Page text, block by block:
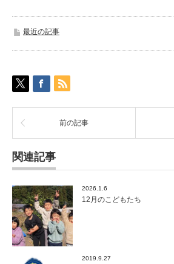
最近の記事
前の記事
関連記事
2026.1.6
12月のこどもたち
2019.9.27